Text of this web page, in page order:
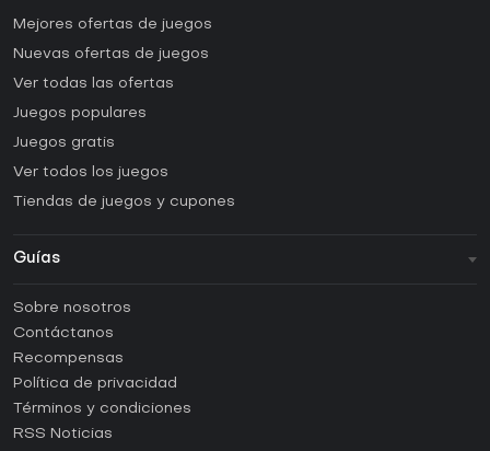
Mejores ofertas de juegos
Nuevas ofertas de juegos
Ver todas las ofertas
Juegos populares
Juegos gratis
Ver todos los juegos
Tiendas de juegos y cupones
Guías
Guías y tutoriales
¿Cómo activar una CD Key de Steam?
¿Cómo activar una CD Key de Epic Games?
¿Cómo activar una CD Key de GOG?
¿Cómo activar una CD Key de Ubisoft Connect?
Sobre nosotros
Contáctanos
Recompensas
Política de privacidad
Términos y condiciones
RSS Noticias